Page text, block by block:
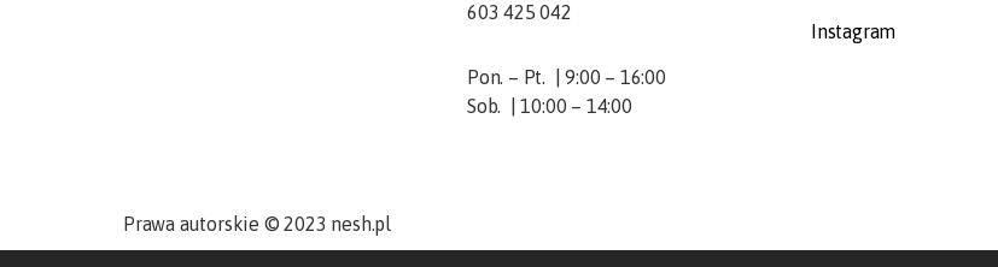
603 425 042
Pon. – Pt. | 9:00 – 16:00
Sob. | 10:00 – 14:00
Instagram
Prawa autorskie © 2023 nesh.pl